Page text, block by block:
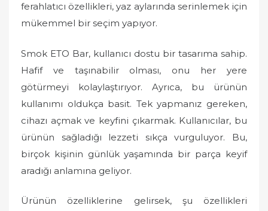
ferahlatıcı özellikleri, yaz aylarında serinlemek için
mükemmel bir seçim yapıyor.
Smok ETO Bar, kullanıcı dostu bir tasarıma sahip.
Hafif ve taşınabilir olması, onu her yere
götürmeyi kolaylaştırıyor. Ayrıca, bu ürünün
kullanımı oldukça basit. Tek yapmanız gereken,
cihazı açmak ve keyfini çıkarmak. Kullanıcılar, bu
ürünün sağladığı lezzeti sıkça vurguluyor. Bu,
birçok kişinin günlük yaşamında bir parça keyif
aradığı anlamına geliyor.
Ürünün özelliklerine gelirsek, şu özellikleri